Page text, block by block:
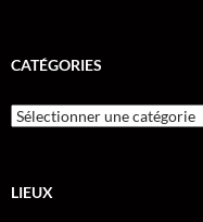
CATÉGORIES
LIEUX